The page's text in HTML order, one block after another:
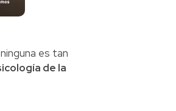
es tan
de la